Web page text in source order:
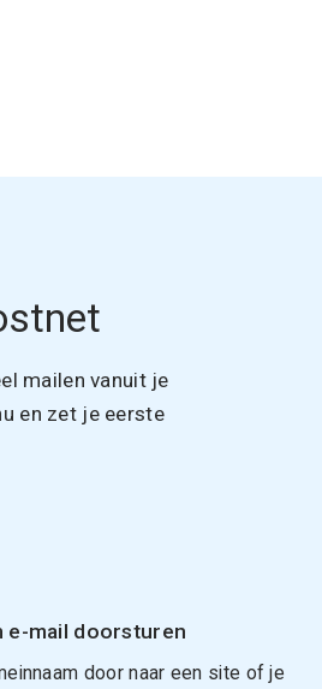
mailen vanuit je
en zet je eerste
e-mail doorsturen
door naar een site of je